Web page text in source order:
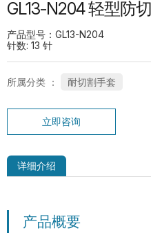
GL13-N204 轻型防
产品型号：GL13-N204
针数: 13 针
所属分类 ： 耐切割手套
立即咨询
详细介绍
产品概要